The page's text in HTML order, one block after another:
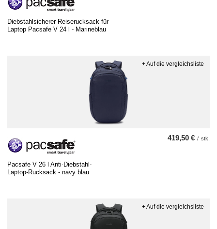
Diebstahlsicherer Reiserucksack für
Laptop Pacsafe V 24 l - Marineblau
Pacsafe V 26 l Anti-Diebstahl-
Laptop-Rucksack - navy blau
419,50 € / stk.
+ Auf die vergleichsliste
+ Auf die vergleichsliste